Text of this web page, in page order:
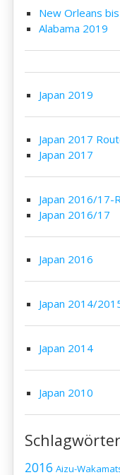
New Orleans
Alabama 2019
Japan 2019
Japan 2017
Japan 2017
Japan 2016/17-
Japan 2016/17
Japan 2016
Japan 2014/
Japan 2014
Japan 2010
Schlagwörter
2016 Aizu-